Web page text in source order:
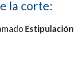
la corte:
Estipulación